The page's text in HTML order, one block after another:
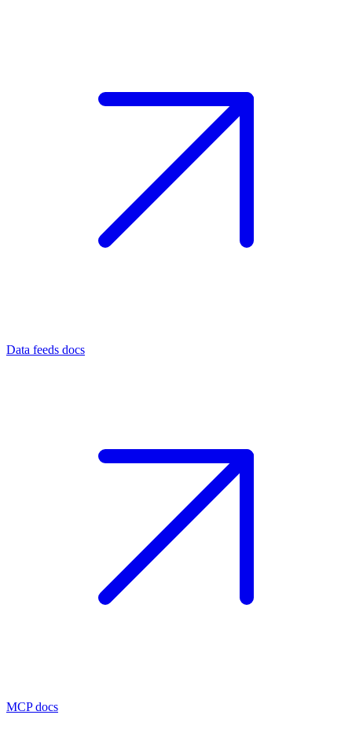
Data feeds docs
MCP docs